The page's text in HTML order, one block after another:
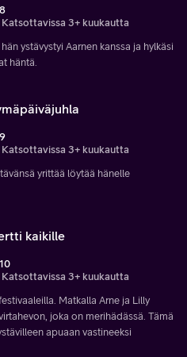
Katsottavissa 3+ kuukautta
ystävystyi Aarnen kanssa ja hylkäsi
häntä.
Katsottavissa 3+ kuukautta
yrittää löytää hänelle
kaikille
Katsottavissa 3+ kuukautta
Matkalla Arne ja Lilly
joka on merihädässä. Tämä
apuaan vastineeksi